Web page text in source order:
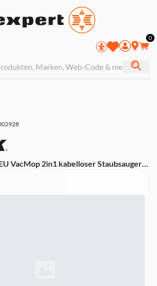
0
VacMop 2in1 kabelloser Staubsauger